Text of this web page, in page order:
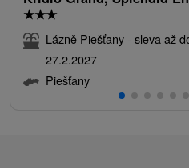
★★★
Lázně Piešťany - sleva až
27.2.2027
Piešťany